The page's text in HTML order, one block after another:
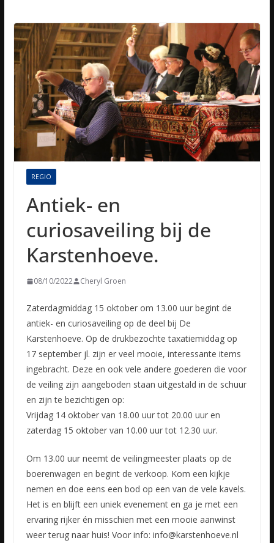
REGIO
Antiek- en
curiosaveiling bij de
Karstenhoeve.
08/10/2022 Cheryl Groen
Zaterdagmiddag 15 oktober om 13.00 uur begint de
antiek- en curiosaveiling op de deel bij De
Karstenhoeve. Op de drukbezochte taxatiemiddag op
17 september jl. zijn er veel mooie, interessante items
ingebracht. Deze en ook vele andere goederen die voor
de veiling zijn aangeboden staan uitgestald in de schuur
en zijn te bezichtigen op:
Vrijdag 14 oktober van 18.00 uur tot 20.00 uur en
zaterdag 15 oktober van 10.00 uur tot 12.30 uur.
Om 13.00 uur neemt de veilingmeester plaats op de
boerenwagen en begint de verkoop. Kom een kijkje
nemen en doe eens een bod op een van de vele kavels.
Het is en blijft een uniek evenement en ga je met een
ervaring rijker én misschien met een mooie aanwinst
weer terug naar huis! Voor info: info@karstenhoeve.nl